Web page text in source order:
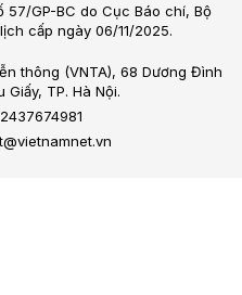
GP-BC do Cục Báo chí, Bộ
cấp ngày 06/11/2025.
thông (VNTA), 68 Dương Đình
TP. Hà Nội.